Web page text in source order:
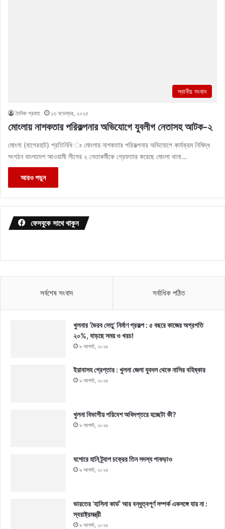
স্থানীয় সংবাদ
দৈনিক প্রবাহ ১৩ নভেম্বর, ২০২৫
মোংলায় নাশকতার পরিকল্পনার অভিযোগে যুবলীগ নেতাসহ আটক-২
মোংলা (বাগেরহাট) প্রতিনিধি ঃ মোংলায় নাশকতার পরিকল্পনার অভিযোগে কার্যক্রম নিষিদ্ধ
সংগঠন বাংলাদেশ আওয়ামী লীগের ২ নেতাকর্মীকে গ্রেফতার করেছে মোংলা থানা…
আরও পড়ুন
ফেসবুকে সাথে থাকুন
সর্বশেষ সংবাদ সর্বাধিক পঠিত
খুলনার ‘ভৈরব সেতু’ নির্মাণ প্রকল্প : ৫ বছরে কাজের অগ্রগতি
২০%, বাড়ছে সময় ও খরচ!
৯ আগস্ট, ২০২৬
ইয়াবাসহ গ্রেপ্তার : খুলনা জেলা যুবদল থেকে নাসির বহিষ্কার
৯ আগস্ট, ২০২৬
খুলনা বিভাগীয় পরিবেশ অধিদপ্তরে হচ্ছেটা কী?
৯ আগস্ট, ২০২৬
যশোরে হানি ট্র্যাপ চক্রের তিন সদস্য পাকড়াও
৯ আগস্ট, ২০২৬
ভারতের ‘হাসিনা কার্ড’ আর বন্ধুত্বপূর্ণ সম্পর্ক একসঙ্গে যায় না :
স্বরাষ্ট্রমন্ত্রী
৯ আগস্ট, ২০২৬